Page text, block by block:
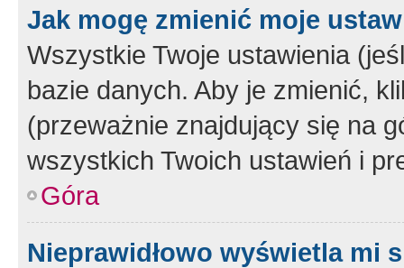
Jak mogę zmienić moje
Wszystkie Twoje ustawienia
bazie danych. Aby je zmienić,
(przeważnie znajdujący się na
wszystkich Twoich ustawień i
Góra
Nieprawidłowo wyświetla mi